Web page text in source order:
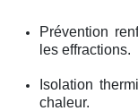
Prévention
les effractions.
Isolation
chaleur.